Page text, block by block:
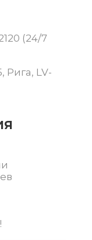
(24/7
Рига, LV-